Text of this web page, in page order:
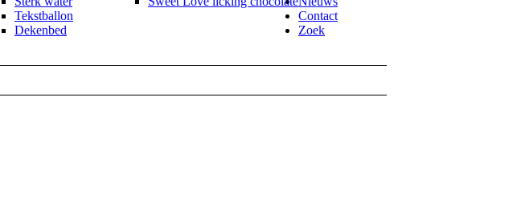
Tekstballon
Dekenbed
Contact
Zoek